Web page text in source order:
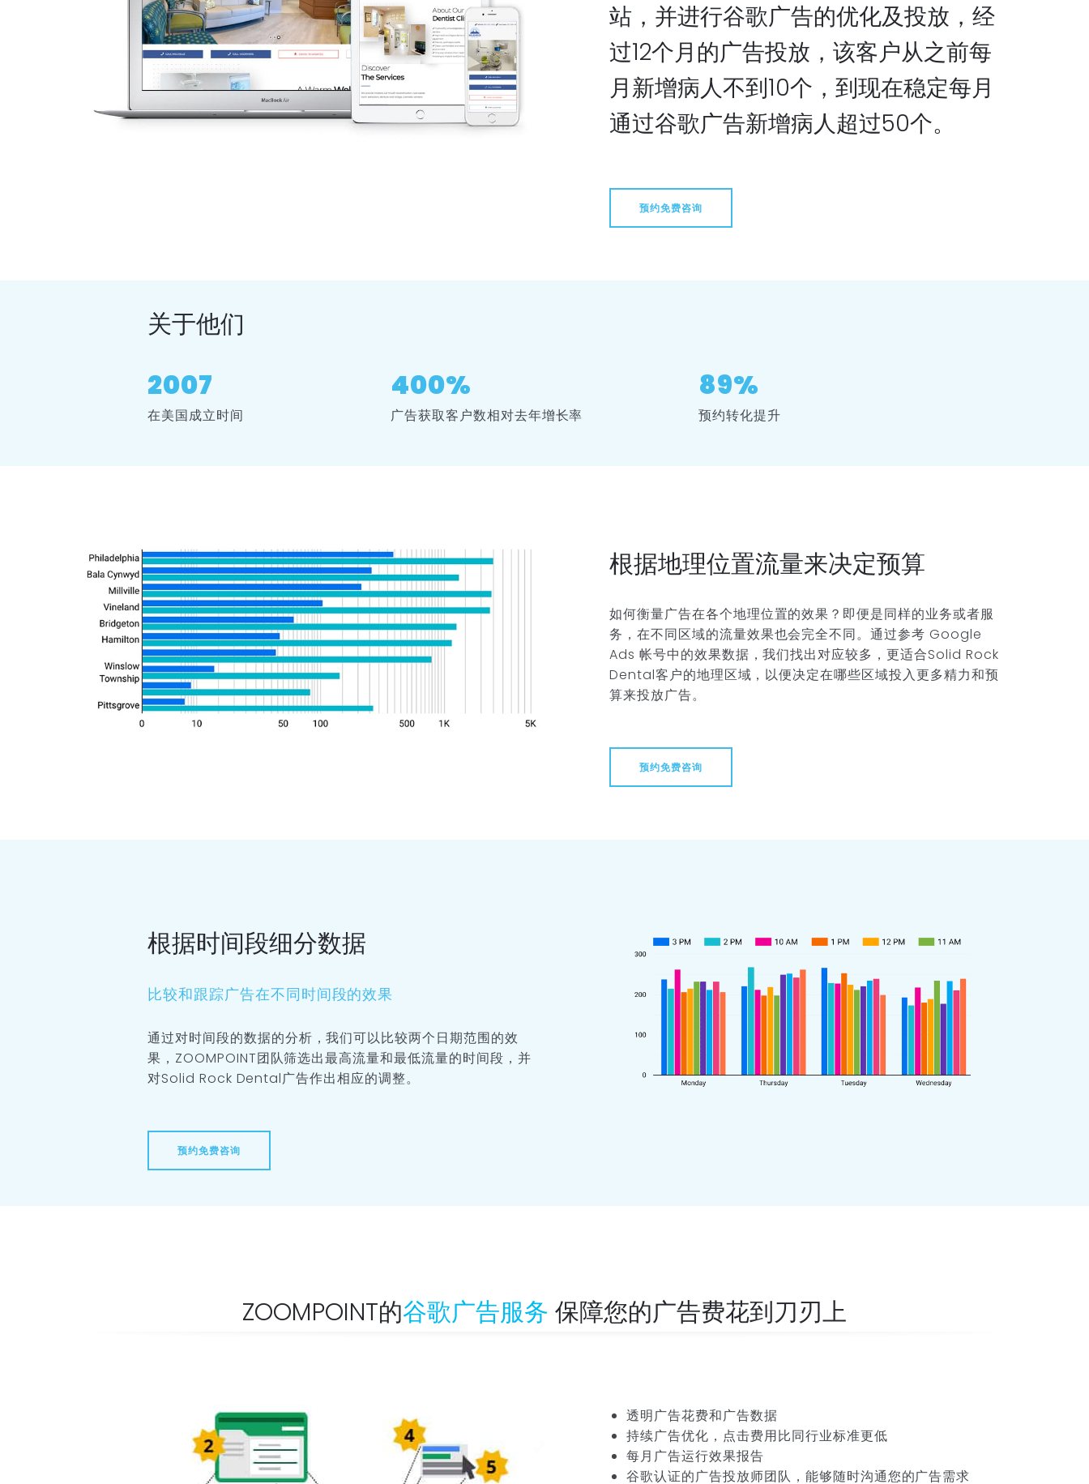
站，并进行谷歌广告的优化及投放，经
过12个月的广告投放，该客户从之前每
月新增病人不到10个，到现在稳定每月
通过谷歌广告新增病人超过50个。
预约免费咨询
关于他们
2007
在美国成立时间
400%
广告获取客户数相对去年增长率
89%
预约转化提升
根据地理位置流量来决定预算
如何衡量广告在各个地理位置的效果？即便是同样的业务或者服
务，在不同区域的流量效果也会完全不同。通过参考 Google
Ads 帐号中的效果数据，我们找出对应较多，更适合Solid Rock
Dental客户的地理区域，以便决定在哪些区域投入更多精力和预
算来投放广告。
预约免费咨询
根据时间段细分数据
比较和跟踪广告在不同时间段的效果
通过对时间段的数据的分析，我们可以比较两个日期范围的效
果，ZOOMPOINT团队筛选出最高流量和最低流量的时间段，并
对Solid Rock Dental广告作出相应的调整。
预约免费咨询
ZOOMPOINT的谷歌广告服务 保障您的广告费花到刀刃上
透明广告花费和广告数据
持续广告优化，点击费用比同行业标准更低
每月广告运行效果报告
谷歌认证的广告投放师团队，能够随时沟通您的广告需求